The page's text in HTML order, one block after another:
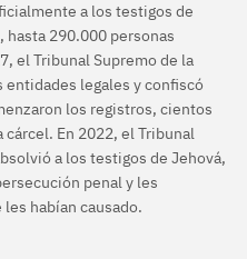
a los testigos de
290.000 personas
el Tribunal Supremo de la
entidades legales y confiscó
los registros, cientos
En 2022, el Tribunal
a los testigos de Jehová,
penal y les
habían causado.